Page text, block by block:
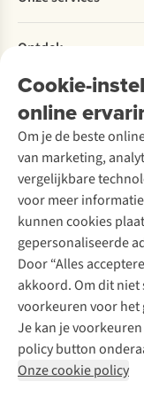
Cookie-
online
Om je de beste
van marketing,
vergelijkbare
voor meer
kunnen cookies
gepersonaliseerde
Door “Alles
akkoord. Om dit niet
voorkeuren voor het
Je kan je
policy button
Onze cookie policy
Retourneren
Bestelling herroepen
Garantie
Contact
Explore More
Verantwoord
Over Ayacucho
Onze winkels
Over A.S.Adventure
Ski-onderhoud
Wasservice
Schoenonderhoud
Schoenherstelling
Kledingherstelling
Retouches
Voor bedrijven
Ontdek
A.S.Magazine
Podcast
Explore Academy
Explore Camp
Gear Check
Inspiratie & advies
Meld je aan voor de
Disclaimer